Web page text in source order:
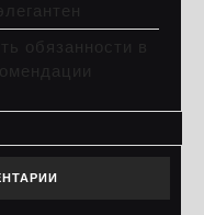
обязанности в